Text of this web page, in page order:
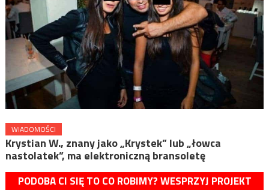
WIADOMOŚCI
Krystian W., znany jako „Krystek” lub „łowca
nastolatek”, ma elektroniczną bransoletę
PODOBA CI SIĘ TO CO ROBIMY? WESPRZYJ PROJEKT